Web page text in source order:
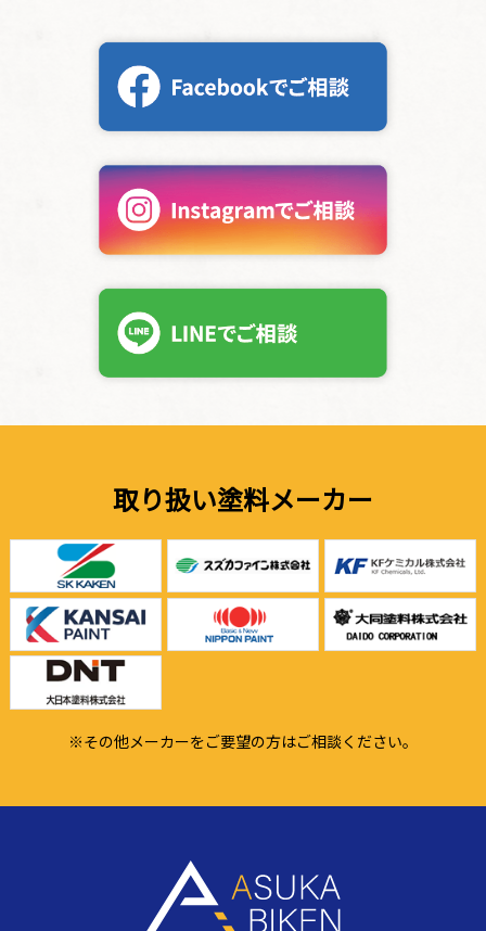
取り扱い塗料メーカー
※その他メーカーをご要望の方はご相談ください。